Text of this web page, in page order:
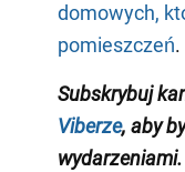
domowych,
pomieszczeń.
Subskrybuj
Viberze, aby
wydarzeniami.